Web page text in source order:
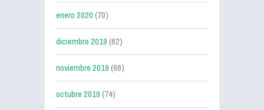
enero 2020(70)
diciembre 2019(62)
noviembre 2019(66)
octubre 2019(74)